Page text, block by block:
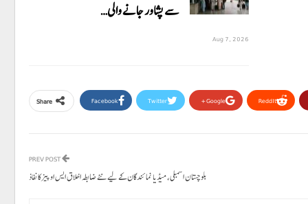
سے پشاور جانے والی…
Aug 7, 2026
Share Facebook Twitter Google+ ReddIt
بلوچستان اسمبلی، میڈیا نمائندگان کے لیے نئے ضابطہ اخلاق ایس او پیزکا نفاذ